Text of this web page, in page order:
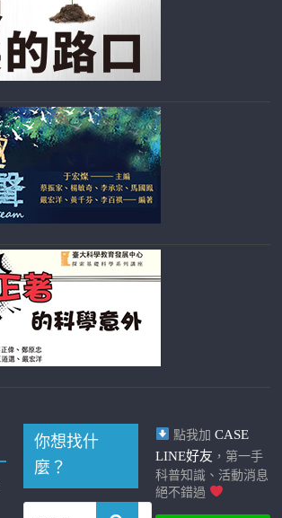
你想找什
麼？
點我加 CASE
LINE好友 ，第一手
科普知識、活動消息
絕不錯過